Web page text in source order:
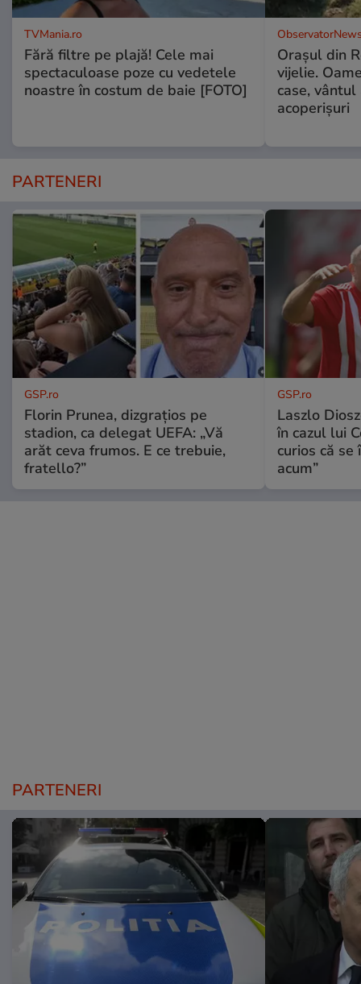
TVMania.ro
Fără filtre pe plajă! Cele mai
spectaculoase poze cu vedetele
noastre în costum de baie [FOTO]
Oraşul din
vijelie.
case,
acoperişuri
PARTENERI
GSP.ro
Florin Prunea, dizgrațios pe
stadion, ca delegat UEFA: „Vă
arăt ceva frumos. E ce trebuie,
fratello?”
GSP.ro
Laszlo
în cazul lui
curios că
acum”
PARTENERI